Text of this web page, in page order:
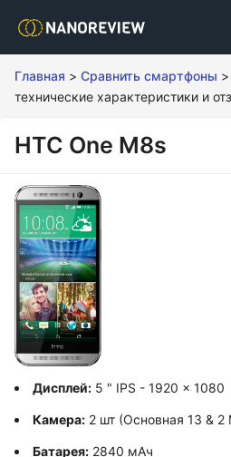
Главная > Сравнить смартфоны >
технические характеристики и
HTC One M8s
Дисплей: 5 " IPS - 1920 x 1080
Камера: 2 шт (Основная 13 &
Батарея: 2840 мАч